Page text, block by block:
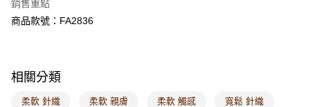
付款後7-11取貨
每筆NT$120，滿NT$1,000(含以上)免運費
銷售重點
商品款號：FA2836
相關分類
柔軟 針織 柔軟 親膚 柔軟 觸感 寬鬆 針織